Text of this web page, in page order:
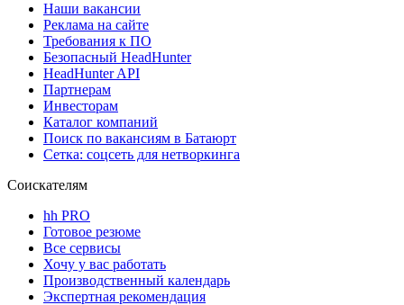
Наши вакансии
Реклама на сайте
Требования к ПО
Безопасный HeadHunter
HeadHunter API
Партнерам
Инвесторам
Каталог компаний
Поиск по вакансиям в Батаюрт
Сетка: соцсеть для нетворкинга
Соискателям
hh PRO
Готовое резюме
Все сервисы
Хочу у вас работать
Производственный календарь
Экспертная рекомендация